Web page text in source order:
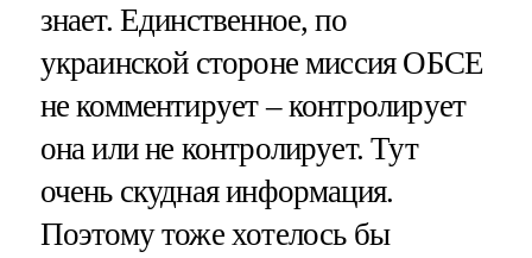
знает. Единственное, по
украинской стороне миссия ОБСЕ
не комментирует – контролирует
она или не контролирует. Тут
очень скудная информация.
Поэтому тоже хотелось бы